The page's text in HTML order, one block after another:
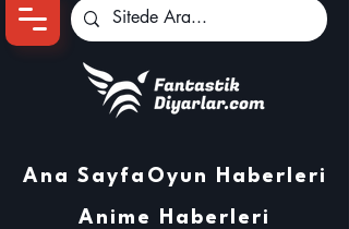
Ana Sayfa Oyun Haberleri
Anime Haberleri